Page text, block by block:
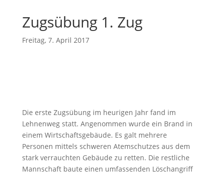
Zugsübung 1. Zug
Freitag, 7. April 2017
Die erste Zugsübung im heurigen Jahr fand im
Lehnenweg statt. Angenommen wurde ein Brand in
einem Wirtschaftsgebäude. Es galt mehrere
Personen mittels schweren Atemschutzes aus dem
stark verrauchten Gebäude zu retten. Die restliche
Mannschaft baute einen umfassenden Löschangriff